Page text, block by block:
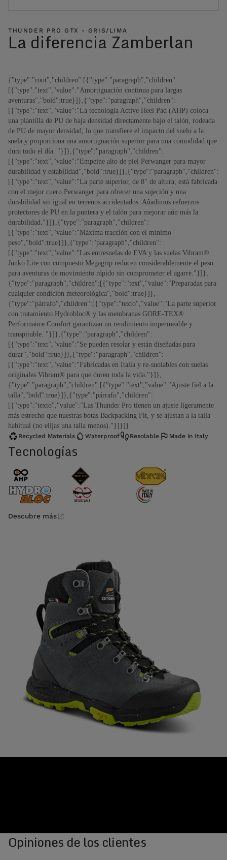
THUNDER PRO GTX - GRIS/LIMA
La diferencia Zamberlan
{"type":"root","children":[{"type":"paragraph","children":
[{"type":"text","value":"Amortiguación continua para largas
aventuras","bold":true}]},{"type":"paragraph","children":
[{"type":"text","value":"La tecnología Active Heel Pad (AHP) coloca
una plantilla de PU de baja densidad directamente bajo el talón, rodeada
de PU de mayor densidad, lo que transfiere el impacto del suelo a la
suela y proporciona una amortiguación superior para una comodidad que
dura todo el día. "}]},{"type":"paragraph","children":
[{"type":"text","value":"Empeine alto de piel Perwanger para mayor
durabilidad y estabilidad","bold":true}]},{"type":"paragraph","children":
[{"type":"text","value":"La parte superior, de 8" de altura, está fabricada
con el mejor cuero Perwanger para ofrecer una sujeción y una
durabilidad sin igual en terrenos accidentados. Añadimos refuerzos
protectores de PU en la puntera y el talón para mejorar aún más la
durabilidad."}]},{"type":"paragraph","children":
[{"type":"text","value":"Máxima tracción con el mínimo
peso","bold":true}]},{"type":"paragraph","children":
[{"type":"text","value":"Las entresuelas de EVA y las suelas Vibram®
Junko Lite con compuesto Megagrip reducen considerablemente el peso
para aventuras de movimiento rápido sin comprometer el agarre."}]},
{"type":"paragraph","children":[{"type":"text","value":"Preparadas para
cualquier condición meteorológica","bold":true}]},
{"type":"párrafo","children":[{"type":"texto","value":"La parte superior
con tratamiento Hydrobloc® y las membranas GORE-TEX®
Performance Comfort garantizan un rendimiento impermeable y
transpirable. "}]},{"type":"paragraph","children":
[{"type":"text","value":"Se pueden resolar y están diseñadas para
durar","bold":true}]},{"type":"paragraph","children":
[{"type":"text","value":"Fabricadas en Italia y re-suolables con suelas
originales Vibram® para que duren toda la vida."}]},
{"type":"paragraph","children":[{"type":"text","value":"Ajuste fiel a la
talla","bold":true}]},{"type":"párrafo","children":
[{"type":"texto","value":"Las Thunder Pro tienen un ajuste ligeramente
más estrecho que nuestras botas Backpacking Fit, y se ajustan a la talla
habitual (no elijas una talla menos)."}]}]}
Recycled Materials Waterproof Resolable Made in Italy
Tecnologías
Descubre más
Opiniones de los clientes